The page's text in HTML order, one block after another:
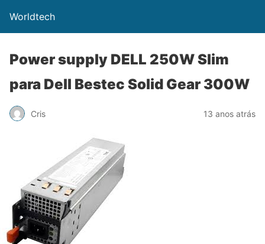
Worldtech
Power supply DELL 250W Slim
para Dell Bestec Solid Gear 300W
Cris 13 anos atrás